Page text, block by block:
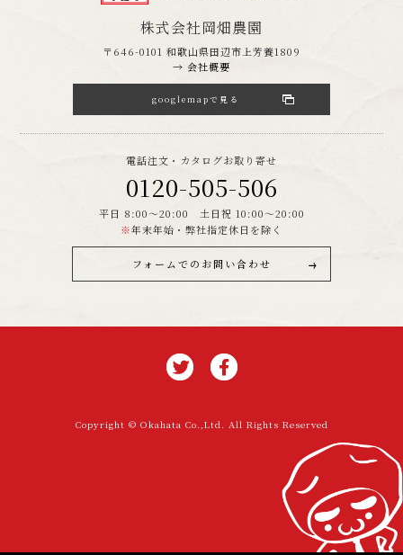
株式会社岡畑農園
〒646-0101 和歌山県田辺市上芳養1809
→ 会社概要
googlemapで見る
電話注文・カタログお取り寄せ
0120-505-506
平日 8:00～20:00 土日祝 10:00～20:00
※年末年始・弊社指定休日を除く
フォームでのお問い合わせ
Copyright © Okahata Co.,Ltd. All Rights Reserved